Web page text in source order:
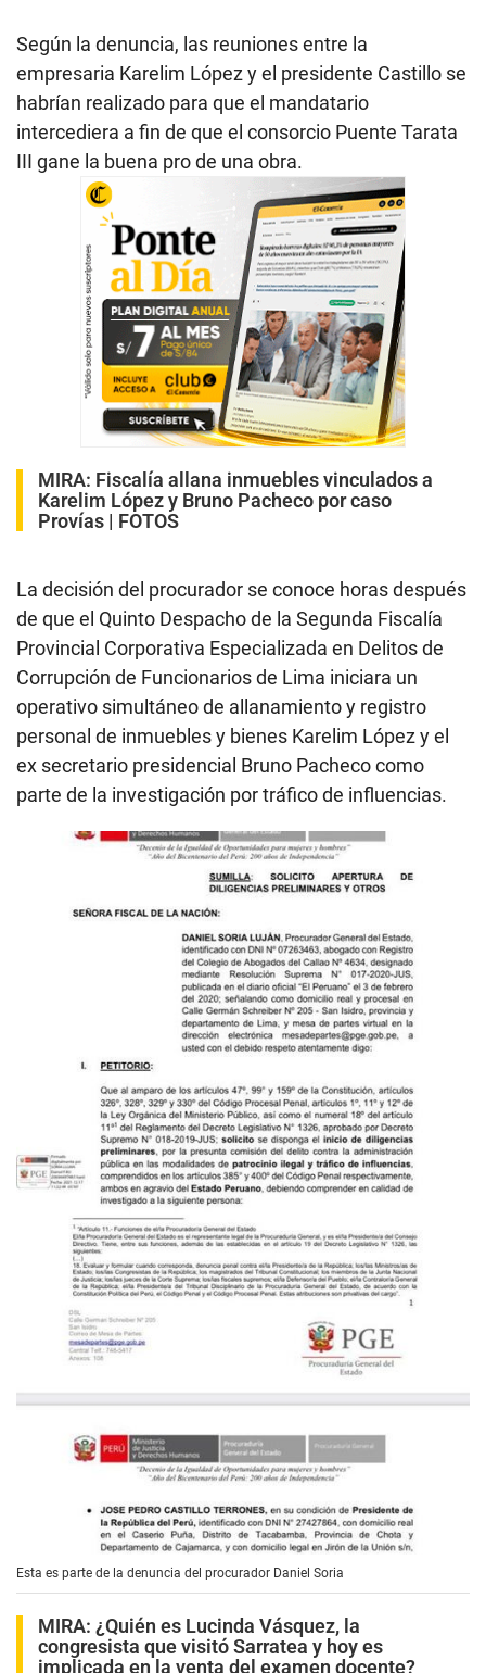
Según la denuncia, las reuniones entre la
empresaria Karelim López y el presidente Castillo se
habrían realizado para que el mandatario
intercediera a fin de que el consorcio Puente Tarata
III gane la buena pro de una obra.
MIRA: Fiscalía allana inmuebles vinculados a
Karelim López y Bruno Pacheco por caso
Provías | FOTOS
La decisión del procurador se conoce horas después
de que el Quinto Despacho de la Segunda Fiscalía
Provincial Corporativa Especializada en Delitos de
Corrupción de Funcionarios de Lima iniciara un
operativo simultáneo de allanamiento y registro
personal de inmuebles y bienes Karelim López y el
ex secretario presidencial Bruno Pacheco como
parte de la investigación por tráfico de influencias.
Esta es parte de la denuncia del procurador Daniel Soria
MIRA: ¿Quién es Lucinda Vásquez, la
congresista que visitó Sarratea y hoy es
implicada en la venta del examen docente?